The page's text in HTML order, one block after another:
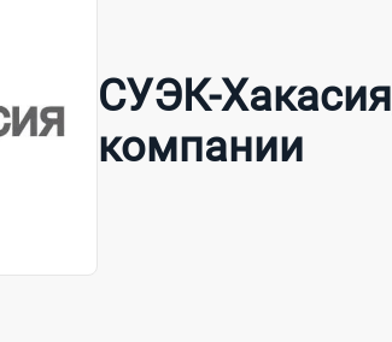
СУЭК-
компании